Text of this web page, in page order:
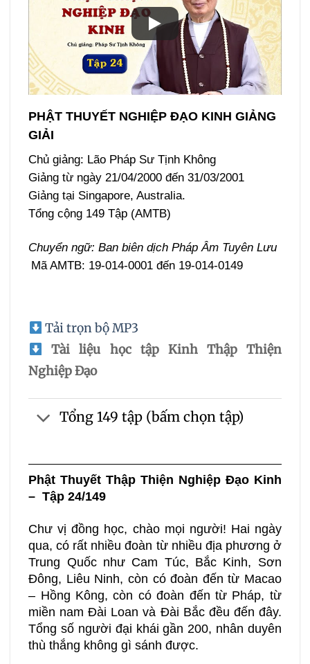
PHẬT THUYẾT NGHIỆP ĐẠO KINH GIẢNG
GIẢI
Chủ giảng: Lão Pháp Sư Tịnh Không
Giảng từ ngày 21/04/2000 đến 31/03/2001
Giảng tại Singapore, Australia.
Tổng cộng 149 Tập (AMTB)
Chuyển ngữ: Ban biên dịch Pháp Âm Tuyên Lưu
Mã AMTB: 19-014-0001 đến 19-014-0149
Tải trọn bộ MP3
Tài liệu học tập Kinh Thập Thiện
Nghiệp Đạo
Tổng 149 tập (bấm chọn tập)
Phật Thuyết Thập Thiện Nghiệp Đạo Kinh
– Tập 24/149
Chư vị đồng học, chào mọi người! Hai ngày
qua, có rất nhiều đoàn từ nhiều địa phương ở
Trung Quốc như Cam Túc, Bắc Kinh, Sơn
Đông, Liêu Ninh, còn có đoàn đến từ Macao
– Hồng Kông, còn có đoàn đến từ Pháp, từ
miền nam Đài Loan và Đài Bắc đều đến đây.
Tổng số người đại khái gần 200, nhân duyên
thù thắng không gì sánh được.